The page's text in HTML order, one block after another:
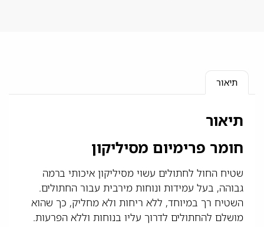
תיאור
תיאור
חומר פרימיום מסיליקון
שטיח החול לחתולים עשוי מסיליקון איכותי ברמה
גבוהה, בעל עמידות ונוחות מירבית עבור החתולים.
השטיח רך במיוחד, ללא ריחות ולא מחליק, כך שהוא
מושלם להחתולים לדרוך עליו בנוחות וללא הפרעות.